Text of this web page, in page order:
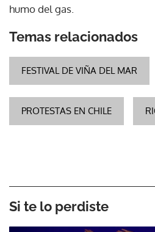
humo del gas.
Temas relacionados
FESTIVAL DE VIÑA DEL MAR
PROTESTAS EN CHILE
Si te lo perdiste